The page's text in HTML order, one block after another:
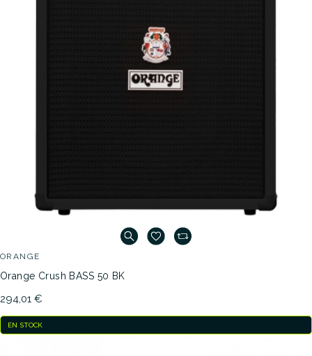
ORANGE
Orange Crush BASS 50 BK
294,01 €
EN STOCK